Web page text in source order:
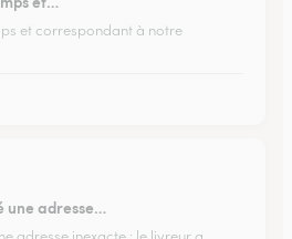
et correspondant à notre
une adresse…